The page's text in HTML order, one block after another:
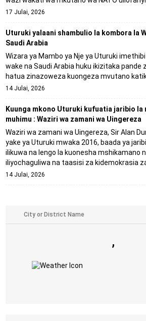
17 Julai, 2026
Uturuki yalaani shambulio la kombora la
Saudi Arabia
Wizara ya Mambo ya Nje ya Uturuki
wake na Saudi Arabia huku ikizitaka pande
hatua zinazoweza kuongeza mvutano
14 Julai, 2026
Kuunga mkono Uturuki kufuatia jaribio la
muhimu : Waziri wa zamani wa Uingereza
Waziri wa zamani wa Uingereza, Sir Alan
yake ya Uturuki mwaka 2016, baada ya
ilikuwa na lengo la kuonesha mshikamano
iliyochaguliwa na taasisi za kidemokrasia
14 Julai, 2026
,